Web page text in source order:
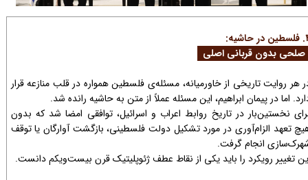
بدون قربانی اصلی
هر روایت تاریخی از خاورمیانه، مسئله‌ی فلسطین همواره در قلب منازعه قرار
اما در پیمان ابراهیم، این مسئله عملاً از متن به حاشیه رانده شد.
نخستین‌بار در تاریخ روابط اعراب و اسرائیل، توافقی امضا شد که بدون
تعهد الزام‌آوری در مورد تشکیل دولت فلسطینی، بازگشت آوارگان یا توقف
انجام گرفت.
تغییر رویکرد را باید یکی از نقاط عطف ژئوپلیتیک قرن بیست‌ویکم دانست.